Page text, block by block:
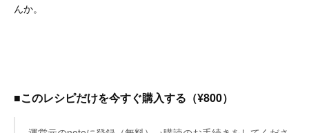
んか。
■このレシピだけを今すぐ購入する（¥800）